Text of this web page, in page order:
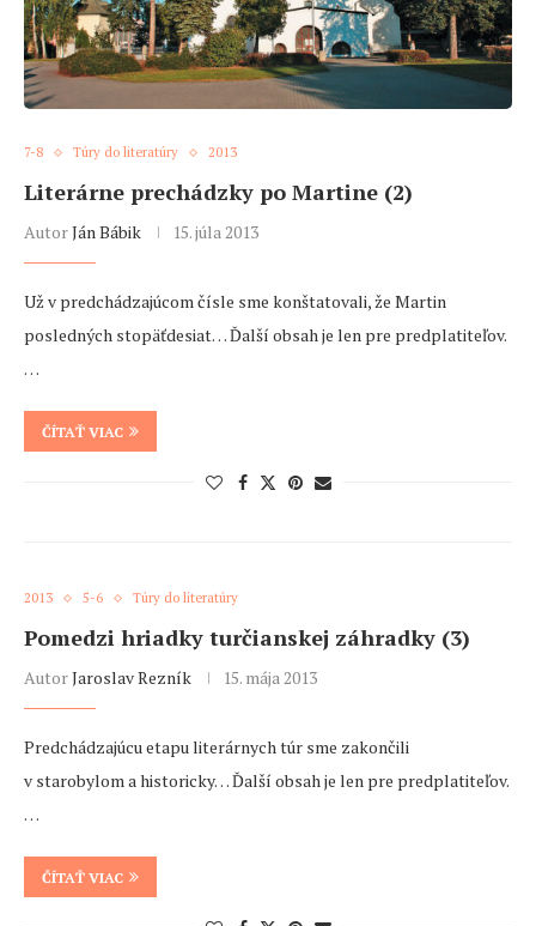
7-8 Túry do literatúry 2013
Literárne prechádzky po Martine (2)
AutorJán Bábik 15. júla 2013
Už v predchádzajúcom čísle sme konštatovali, že Martin
posledných stopäťdesiat… Ďalší obsah je len pre predplatiteľov.
…
ČÍTAŤ VIAC
2013 5-6 Túry do literatúry
Pomedzi hriadky turčianskej záhradky (3)
AutorJaroslav Rezník 15. mája 2013
Predchádzajúcu etapu literárnych túr sme zakončili
v starobylom a historicky… Ďalší obsah je len pre predplatiteľov.
…
ČÍTAŤ VIAC